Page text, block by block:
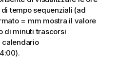
tempo sequenziali (ad
= mm mostra il valore
di minuti trascorsi